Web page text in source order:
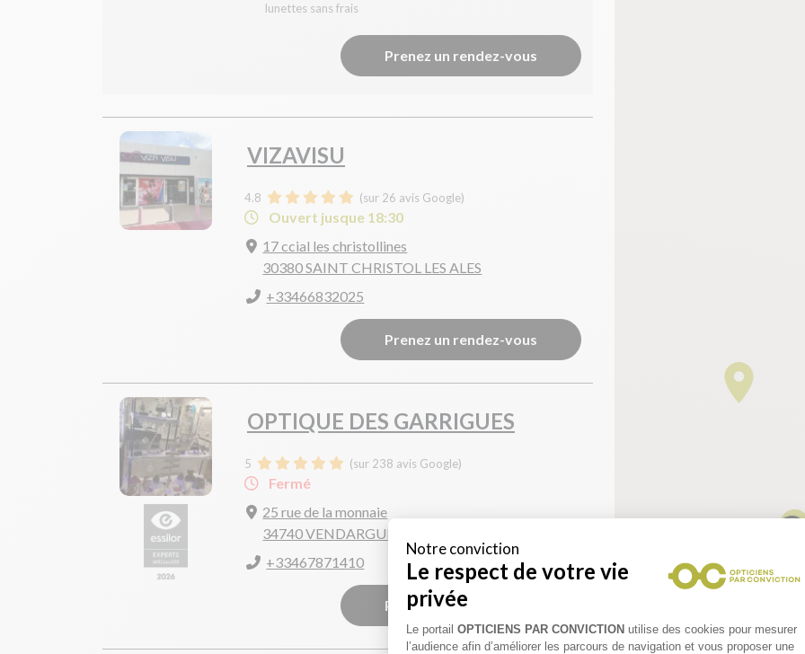
lunettes sans frais
Prenez un rendez-vous
VIZAVISU
4.8 (sur 26 avis Google)
Ouvert jusque 18:30
17 ccial les christollines
30380 SAINT CHRISTOL LES ALES
+33466832025
Prenez un rendez-vous
OPTIQUE DES GARRIGUES
5 (sur 238 avis Google)
Fermé
25 rue de la monnaie
34740 VENDARGUES
+33467871410
Prenez un rendez-vous
Notre conviction
Le respect de votre vie
privée
Plateforme de Gestion du
Le portail OPTICIENS PAR CONVICTION utilise des cookies pour mesurer
l’audience afin d’améliorer les parcours de navigation et vous proposer une